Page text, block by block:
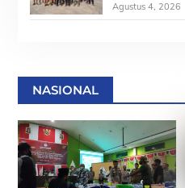
Agustus 4, 2026
NASIONAL